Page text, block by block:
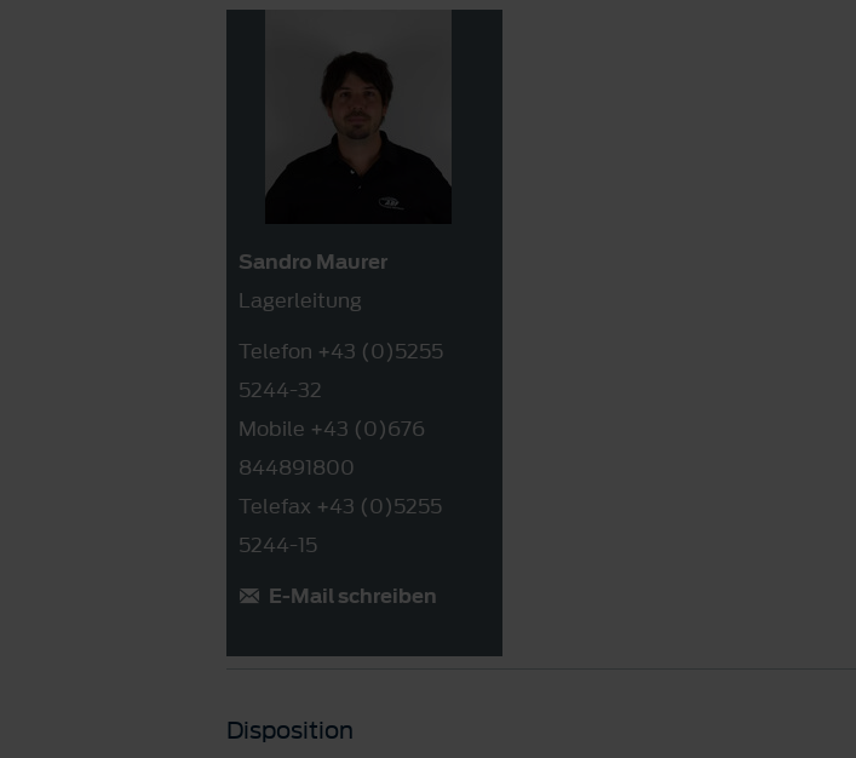
Sandro Maurer
Lagerleitung
Telefon +43 (0)5255
5244-32
Mobile +43 (0)676
844891800
Telefax +43 (0)5255
5244-15
E-Mail schreiben
Disposition